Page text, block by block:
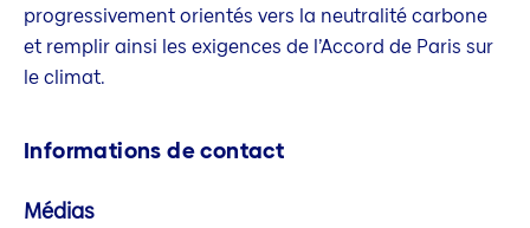
progressivement orientés vers la neutralité carbone
et remplir ainsi les exigences de l’Accord de Paris sur
le climat.
Informations de contact
Médias